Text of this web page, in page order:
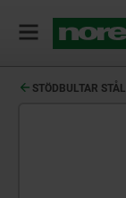
STÖDBULTAR